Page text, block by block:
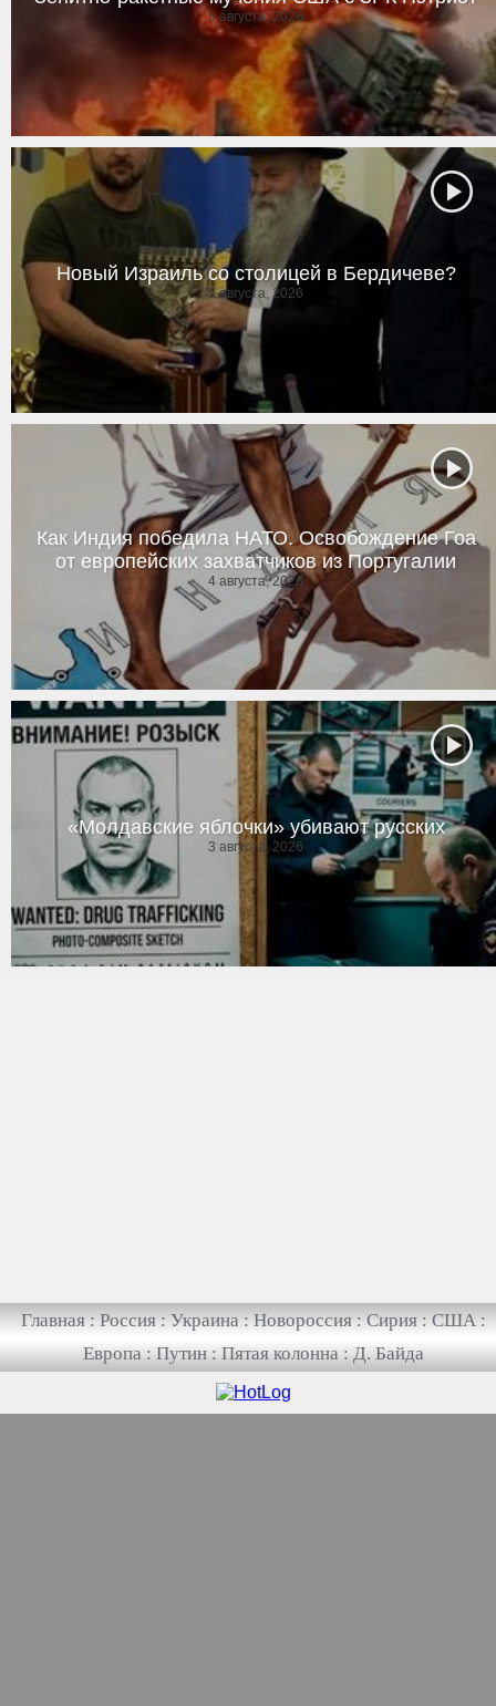
6 августа, 2026
Новый Израиль со столицей в Бердичеве?
5 августа, 2026
Как Индия победила НАТО. Освобождение Гоа
от европейских захватчиков из Португалии
4 августа, 2026
«Молдавские яблочки» убивают русских
3 августа, 2026
Главная : Россия : Украина : Новороссия : Сирия : США :
Европа : Путин : Пятая колонна : Д. Байда